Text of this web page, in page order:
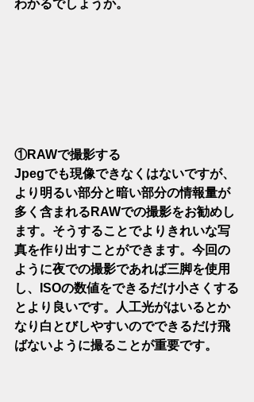
わかるでしょうか。
①RAWで撮影する
Jpegでも現像できなくはないですが、
より明るい部分と暗い部分の情報量が
多く含まれるRAWでの撮影をお勧めし
ます。そうすることでよりきれいな写
真を作り出すことができます。今回の
ように夜での撮影であれば三脚を使用
し、ISOの数値をできるだけ小さくする
とより良いです。人工光がはいるとか
なり白とびしやすいのでできるだけ飛
ばないように撮ることが重要です。